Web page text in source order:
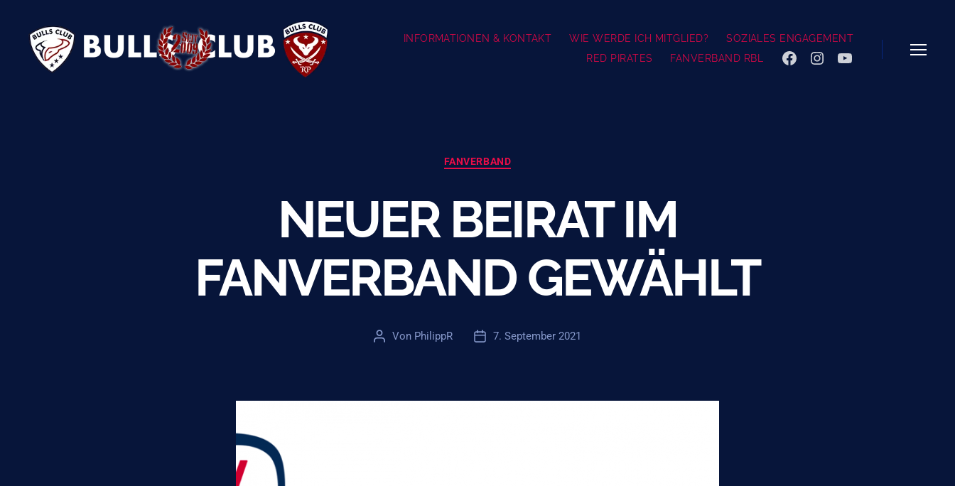
INFORMATIONEN & KONTAKT WIE WERDE ICH MITGLIED?
SOZIALES ENGAGEMENT
RED PIRATES
FANVERBAND RBL FACEBOOKINSTAGRAM
YOUTUBE
Kategorien
FANVERBAND
NEUER BEIRAT IM
FANVERBAND GEWÄHLT
Beitragsautor
Von PhilippR Veröffentlichungsdatum
7. September 2021